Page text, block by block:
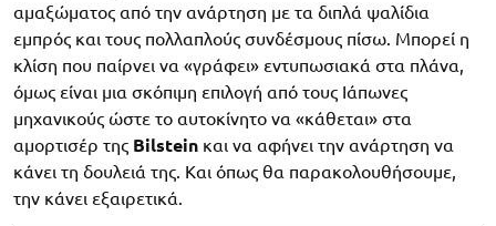
αμαξώματος από την ανάρτηση με τα διπλά ψαλίδια
εμπρός και τους πολλαπλούς συνδέσμους πίσω. Μπορεί η
κλίση που παίρνει να «γράφει» εντυπωσιακά στα πλάνα,
όμως είναι μια σκόπιμη επιλογή από τους Ιάπωνες
μηχανικούς ώστε το αυτοκίνητο να «κάθεται» στα
αμορτισέρ της Bilstein και να αφήνει την ανάρτηση να
κάνει τη δουλειά της. Και όπως θα παρακολουθήσουμε,
την κάνει εξαιρετικά.